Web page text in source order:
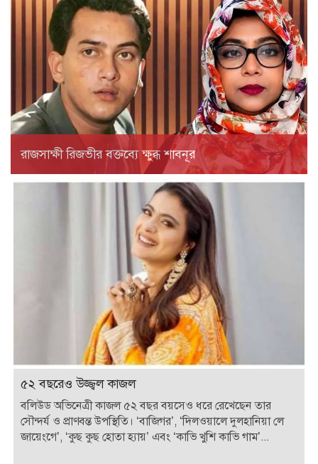
রাজসাক্ষী রিজভীর বক্তব্যে ক্ষুব্ধ শাবনূর
৫২ বছরেও উজ্জ্বল কাজল
বলিউড অভিনেত্রী কাজল ৫২ বছর বয়সেও ধরে রেখেছেন তার
সৌন্দর্য ও প্রাণবন্ত উপস্থিতি। ‘বাজিগর’, ‘দিলওয়ালে দুলহানিয়া লে
জায়েংগে’, ‘কুছ কুছ হোতা হ্যায়’ এবং ‘কাভি খুশি কাভি গাম’...